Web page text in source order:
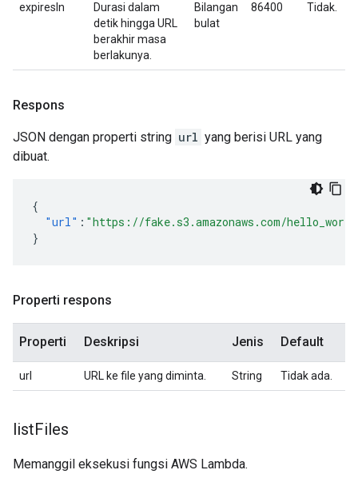
expiresIn
Durasi dalam
detik hingga URL
berakhir masa
berlakunya.
Bilangan
bulat
86400 Tidak.
Respons
JSON dengan properti string url yang berisi URL yang
dibuat.
{
"url" : "https://fake.s3.amazonaws.com/
}
Properti respons
Properti Deskripsi Jenis Default
url URL ke file yang diminta. String Tidak ada.
listFiles
Memanggil eksekusi fungsi AWS Lambda.